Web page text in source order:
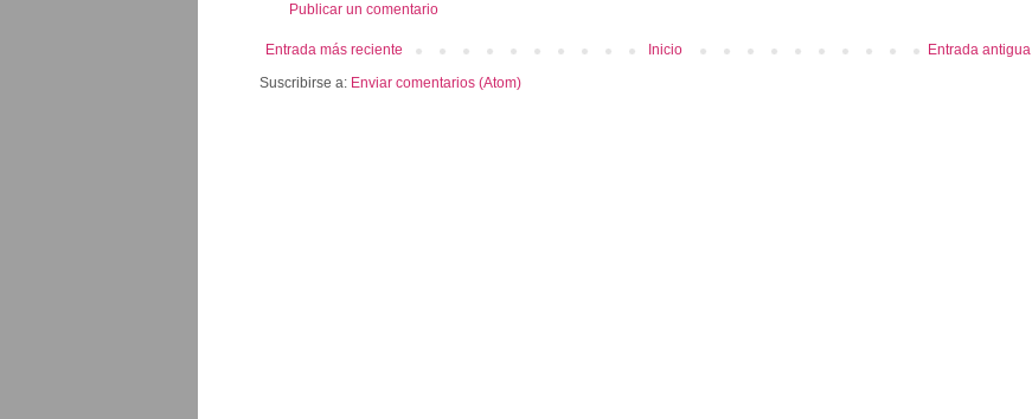
Publicar un comentario
Entrada más reciente Entrada antigua
Inicio
Suscribirse a: Enviar comentarios (Atom)